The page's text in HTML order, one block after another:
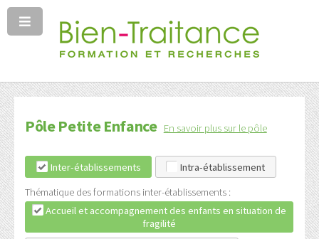
Pôle Petite Enfance En savoir plus sur le pôle
Inter-établissements
Intra-établissement
Thématique des formations inter-établissements :
Accueil et accompagnement des enfants en situation de
fragilité